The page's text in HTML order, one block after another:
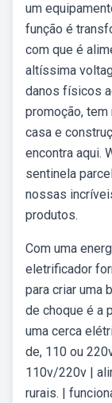
um
função é
com que é
altíssima
danos físicos
promoção,
casa e
encontra aqui.
sentinela
nossas
produtos.
Com uma
eletrificador
para criar uma
de choque é a
uma cerca
de, 110 ou
110v/220v |
rurais. |